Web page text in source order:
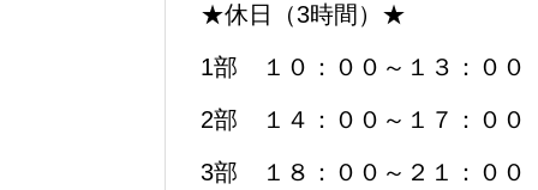
★休日（3時間）★
1部 １０：００～１３：００
2部 １４：００～１７：００
3部 １８：００～２１：００